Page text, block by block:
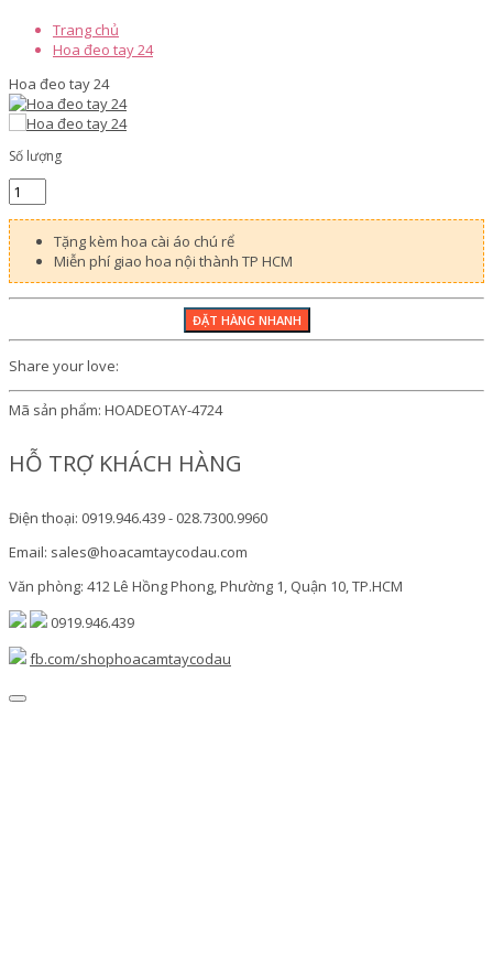
Trang chủ
Hoa đeo tay 24
Hoa đeo tay 24
Số lượng
Tặng kèm hoa cài áo chú rể
Miễn phí giao hoa nội thành TP HCM
Share your love:
Mã sản phẩm: HOADEOTAY-4724
HỖ TRỢ KHÁCH HÀNG
Điện thoại: 0919.946.439 - 028.7300.9960
Email: sales@hoacamtaycodau.com
Văn phòng: 412 Lê Hồng Phong, Phường 1, Quận 10, TP.HCM
0919.946.439
fb.com/shophoacamtaycodau